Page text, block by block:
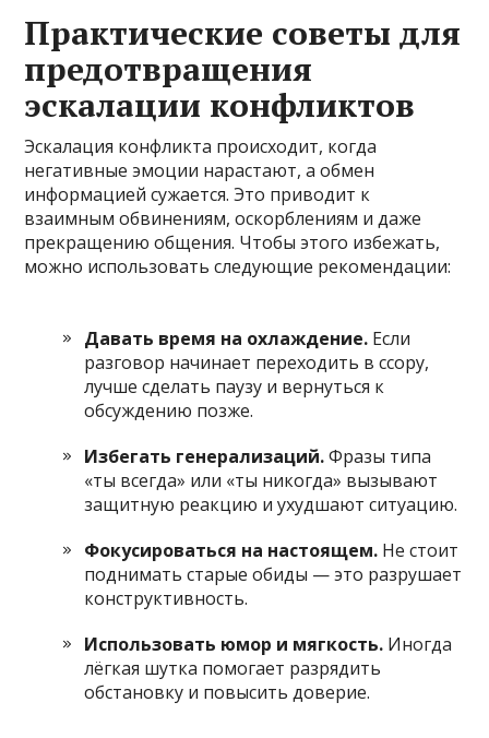
Практические советы для
предотвращения
эскалации конфликтов
Эскалация конфликта происходит, когда
негативные эмоции нарастают, а обмен
информацией сужается. Это приводит к
взаимным обвинениям, оскорблениям и даже
прекращению общения. Чтобы этого избежать,
можно использовать следующие рекомендации:
Давать время на охлаждение. Если
разговор начинает переходить в ссору,
лучше сделать паузу и вернуться к
обсуждению позже.
Избегать генерализаций.Фразы типа
«ты всегда» или «ты никогда» вызывают
защитную реакцию и ухудшают ситуацию.
Фокусироваться на настоящем. Не стоит
поднимать старые обиды — это разрушает
конструктивность.
Использовать юмор и мягкость. Иногда
лёгкая шутка помогает разрядить
обстановку и повысить доверие.